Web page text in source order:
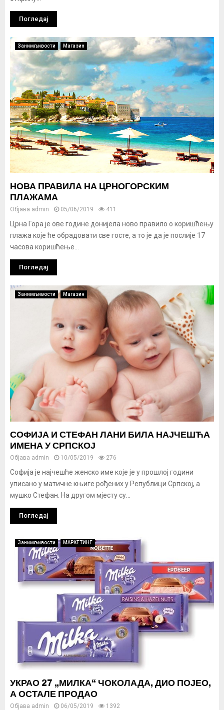
Погледај
Занимљивости Магазин
НОВА ПРАВИЛА НА ЦРНОГОРСКИМ
ПЛАЖАМА
Објава admin 05/06/2019 411
Црна Гора је ове године донијела ново правило о коришћењу
плажа које ће обрадовати све госте, а то је да је послије 17
часова коришћење...
Погледај
Занимљивости Магазин
СОФИЈА И СТЕФАН ЛАНИ БИЛА НАЈЧЕШЋА
ИМЕНА У СРПСКОЈ
Објава admin 10/05/2019 276
Софија је најчешће женско име које је у прошлој години
уписано у матичне књиге рођених у Републици Српској, а
мушко Стефан. На другом мјесту су...
Погледај
Занимљивости МАРКЕТИНГ
УКРАО 27 „МИЛКА“ ЧОКОЛАДА, ДИО ПОЈЕО,
А ОСТАЛЕ ПРОДАО
Објава admin 06/05/2019 1392